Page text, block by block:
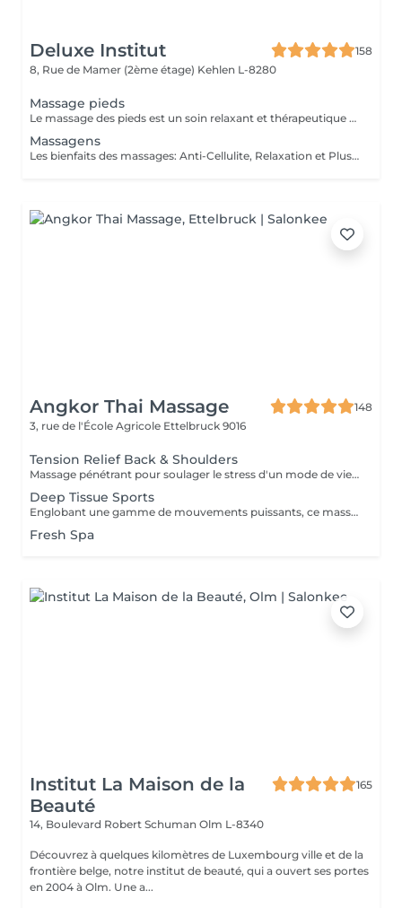
Deluxe Institut
158
8, Rue de Mamer (2ème étage) Kehlen L-8280
Massage pieds
Le massage des pieds est un soin relaxant et thérapeutique qui apporte de nombreux bienfaits tant pour le corps que pour l'esprit. En stimulant des points spécifiques sur les pieds, il aide à réduire les tensions et améliore la circulation sanguine.
Massagens
Les bienfaits des massages: Anti-Cellulite, Relaxation et Plus Le massage est une pratique ancestrale qui procure de nombreux bienfaits pour le corps et l'esprit. Selon la technique utilisée, il peut agir sur la détente, la circulation ou encore l'élimination des toxines. Le massage anti-cellulite : Il aide à réduire l'aspect peau d'orange en stimulant la circulation sanguine et lymphatique. Il favorise le drainage des toxines et améliore l'élasticité de la peau, la rendant plus ferme et plus lisse. Le massage de relaxation : Idéal pour relâcher les tensions et apaiser le stress, il procure une sensation de bien-être immédiate. Grâce à des mouvements lents et fluides, il détend les muscles et favorise un sommeil réparateur. Le massage drainant: Il active le système lymphatique et réduit la rétention d'eau, aidant ainsi à affiner la silhouette et à éliminer les toxines. Parfait pour les jambes lourdes ! Chaque type de massage a ses propres vertus et s'adapte aux besoins de chacun. Que ce soit pour retrouver une peau plus ferme, soulager les tensions ou simplement s'accorder un moment de bien-être, il y a un massage fait pour vous !
Angkor Thai Massage
148
3, rue de l'École Agricole Ettelbruck 9016
Tension Relief Back & Shoulders
Massage pénétrant pour soulager le stress d'un mode de vie trépidant ciblant les zones à problèmes de tension et des tissus et muscles conjonctifs du dos raides ou tendus.
Deep Tissue Sports
Englobant une gamme de mouvements puissants, ce massage revigorant combine un massage suédois classique avec des techniques de compression et de points de déclenchement pour réduire la douleur. Réchauffant le corps, il stimule les muscles des cuisses, des épaules, des bras et du dos. Idéal pour les sportifs et les personnes souffrant de tensions
Fresh Spa
Institut La Maison de la
Beauté
165
14, Boulevard Robert Schuman Olm L-8340
Découvrez à quelques kilomètres de Luxembourg ville et de la
frontière belge, notre institut de beauté, qui a ouvert ses portes
en 2004 à Olm. Une a...